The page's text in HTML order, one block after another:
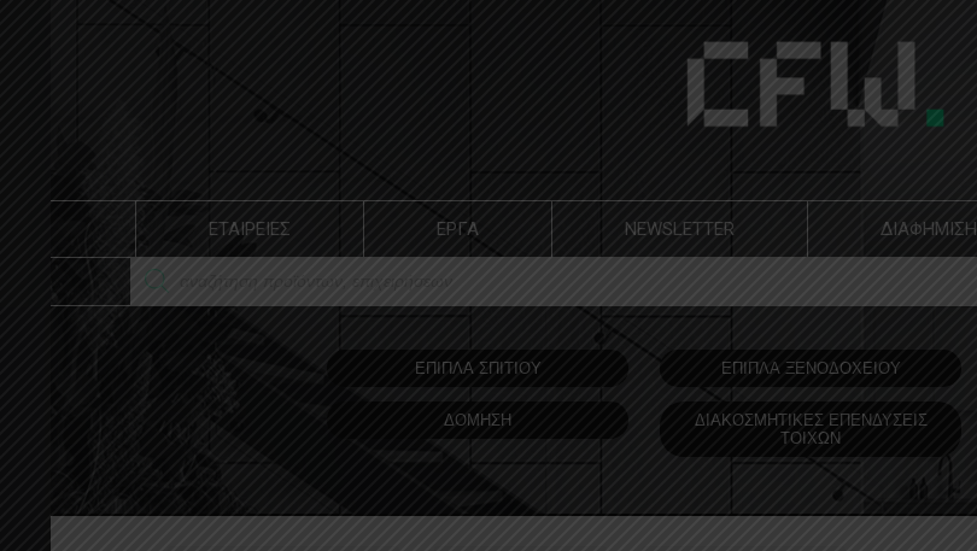
ΕΤΑΙΡΕΙΕΣ ΕΡΓΑ NEWSLETTER ΔΙΑΦΗΜΙΣΗ
ΕΠΙΠΛΑ ΣΠΙΤΙΟΥ ΕΠΙΠΛΑ ΞΕΝΟΔOΧΕΙΟΥ
ΔΟΜΗΣΗ
ΔΙΑΚΟΣΜΗΤΙΚΕΣ ΕΠΕΝΔΥΣΕΙΣ
ΤΟΙΧΩΝ